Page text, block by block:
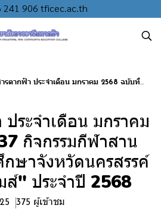
241 906 tficec.ac.th
ประจำเดือน มกราคม 2568 ฉบับที่ 37 กิจกรรมกีฬาสานสัมพันธ์อาชีวศึกษาจังหวัดนครสรรค์ "ชอนตะวันเกมส์" ประจำปี 2568
ประจำเดือน มกราคม
กิจกรรมกีฬาสาน
ษาจังหวัดนครสรรค์
ส์" ประจำปี 2568
375 ผู้เข้าชม